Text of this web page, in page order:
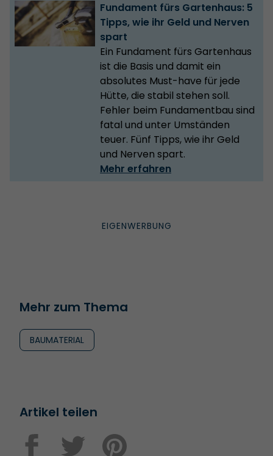
Fundament fürs Gartenhaus: 5
Tipps, wie ihr Geld und Nerven
spart
Ein Fundament fürs Gartenhaus
ist die Basis und damit ein
absolutes Must-have für jede
Hütte, die stabil stehen soll.
Fehler beim Fundamentbau sind
fatal und unter Umständen
teuer. Fünf Tipps, wie ihr Geld
und Nerven spart.
Mehr erfahren
Mehr zum Thema
BAUMATERIAL
Artikel teilen